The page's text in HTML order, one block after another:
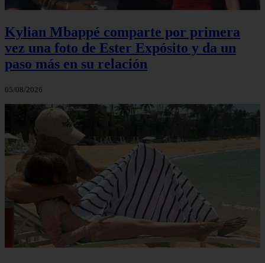
Kylian Mbappé comparte por primera
vez una foto de Ester Expósito y da un
paso más en su relación
05/08/2026